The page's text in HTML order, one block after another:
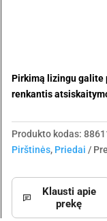
Pirkimą lizingu galite
renkantis
Produkto kodas:
Pirštinės, Priedai
Klausti apie
prekę